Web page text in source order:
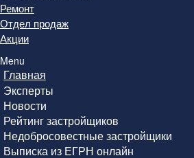
Ремонт
Отдел продаж
Акции
Menu
Главная
Эксперты
Новости
Рейтинг застройщиков
Недобросовестные застройщики
Выписка из ЕГРН онлайн